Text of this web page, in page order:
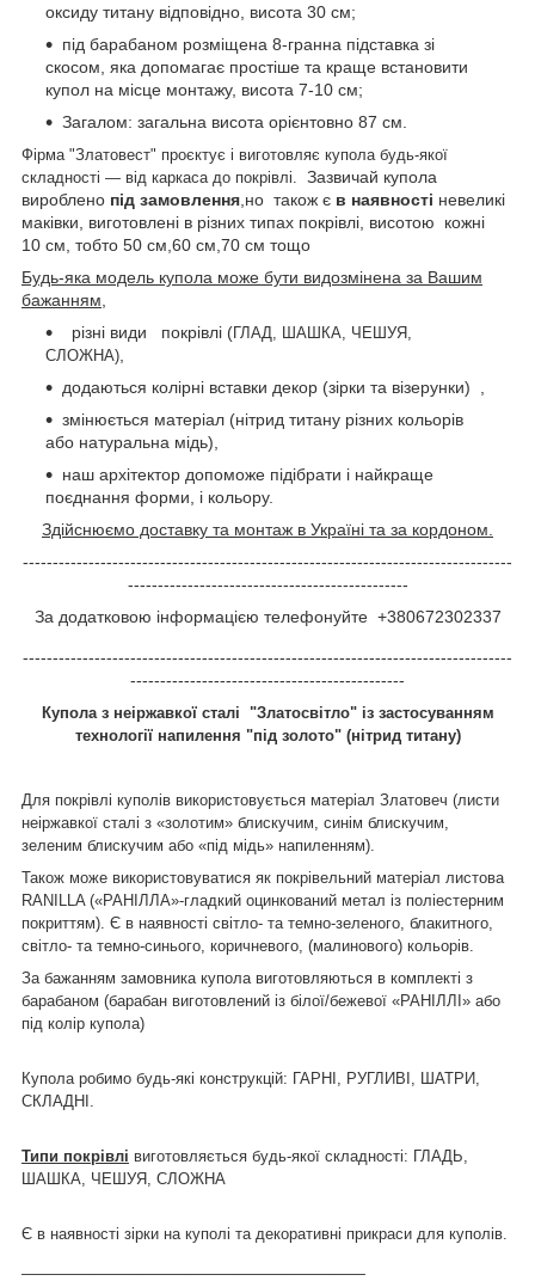
оксиду титану відповідно, висота 30 см;
під барабаном розміщена 8-гранна підставка зі
скосом, яка допомагає простіше та краще встановити
купол на місце монтажу, висота 7-10 см;
Загалом: загальна висота орієнтовно 87 см.
Фірма "Златовест" проєктує і виготовляє купола будь-якої
складності — від каркаса до покрівлі. Зазвичай купола
вироблено під замовлення ,но також є в наявності невеликі
маківки, виготовлені в різних типах покрівлі, висотою кожні
10 см, тобто 50 см,60 см,70 см тощо
Будь-яка модель купола може бути видозмінена за Вашим
бажанням
різні види покрівлі (ГЛАД, ШАШКА, ЧЕШУЯ,
СЛОЖНА)
додаються колірні вставки декор (зірки та візерунки) ,
змінюється матеріал (нітрид титану різних кольорів
або натуральна мідь),
наш архітектор допоможе підібрати і найкраще
поєднання форми, і кольору.
Здійснюємо доставку та монтаж в Україні та за кордоном.
----------------------------------------------------------------------------------
-----------------------------------------------
За додатковою інформацією телефонуйте +380672302337
----------------------------------------------------------------------------------
----------------------------------------------
Купола з неіржавкої сталі "Златосвітло" із застосуванням
технології напилення "під золото" (нітрид титану)
Для покрівлі куполів використовується матеріал Златовеч (листи
неіржавкої сталі з «золотим» блискучим, синім блискучим,
зеленим блискучим або «під мідь» напиленням).
Також може використовуватися як покрівельний матеріал листова
RANILLA («РАНІЛЛА»-гладкий оцинкований метал із поліестерним
покриттям). Є в наявності світло- та темно-зеленого, блакитного,
світло- та темно-синього, коричневого, (малинового) кольорів.
За бажанням замовника купола виготовляються в комплекті з
барабаном (барабан виготовлений із білої/бежевої «РАНІЛЛІ» або
під колір купола)
Купола робимо будь-які конструкцій: ГАРНІ, РУГЛИВІ, ШАТРИ,
СКЛАДНІ.
Типи покрівлі виготовляється будь-якої складності: ГЛАДЬ,
ШАШКА, ЧЕШУЯ, СЛОЖНА
Є в наявності зірки на куполі та декоративні прикраси для куполів.